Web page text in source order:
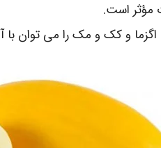
مؤثر است.
اگزما و کک و مک را می‌ توان با